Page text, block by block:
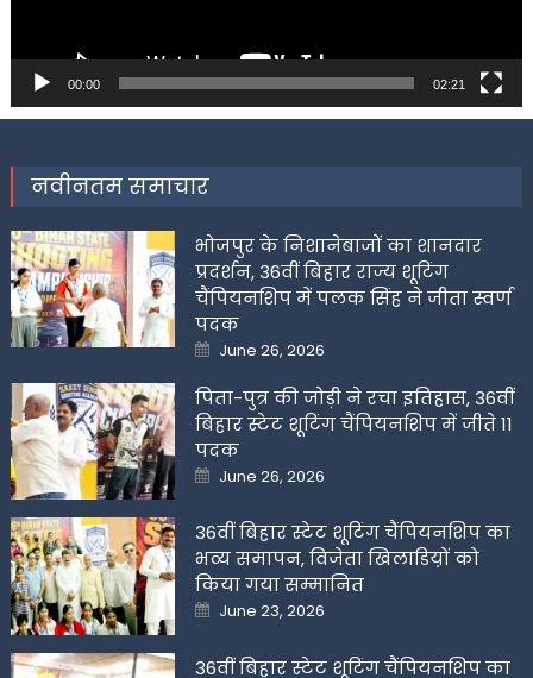
00:00 02:21
नवीनतम समाचार
भोजपुर के निशानेबाजों का शानदार
प्रदर्शन, 36वीं बिहार राज्य शूटिंग
चैंपियनशिप में पलक सिंह ने जीता स्वर्ण
पदक
Posted
on
June 26, 2026
पिता-पुत्र की जोड़ी ने रचा इतिहास, 36वीं
बिहार स्टेट शूटिंग चैंपियनशिप में जीते 11
पदक
Posted
on
June 26, 2026
36वीं बिहार स्टेट शूटिंग चैंपियनशिप का
भव्य समापन, विजेता खिलाडिय़ों को
किया गया सम्मानित
Posted
on
June 23, 2026
36वीं बिहार स्टेट शूटिंग चैंपियनशिप का